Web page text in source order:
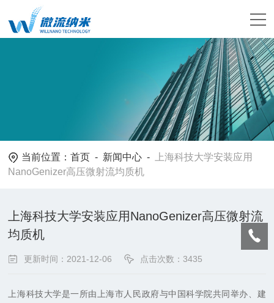
当前位置：首页 - 新闻中心 -
上海科技大学安装应用
NanoGenizer高压微射流均质机
上海科技大学安装应用NanoGenizer高压微射流
均质机
更新时间：2021-12-06 点击次数：3435
上海科技大学是一所由上海市人民政府与中国科学院共同举办、建